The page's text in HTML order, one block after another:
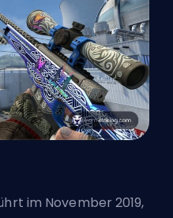
im November 2019,